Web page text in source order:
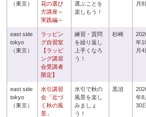
（東京）
花の選び
方講座～
実践編～
選ぶことを
楽しもう！
月8
east side
tokyo
（東京）
ラッピン
グ自習室
【ラッピ
ング講習
会受講者
限定】
練習・質問
を繰り返し
上手くなろ
う！
杉崎
年
月4
east side
tokyo
（東京）
水引講習
会「近づ
く秋の風
景」
水引で秋の
風景を楽し
みましょ
う！
黒須
年8
30日